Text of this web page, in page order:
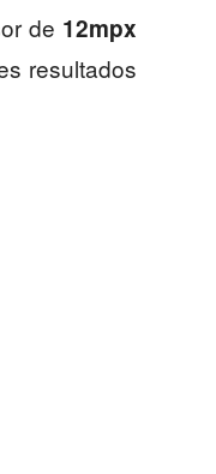
de 12mpx
resultados